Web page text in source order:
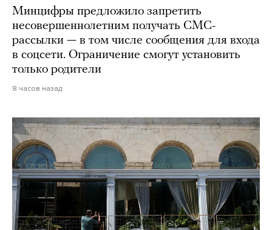
Минцифры предложило запретить
несовершеннолетним получать СМС-
рассылки — в том числе сообщения для входа
в соцсети. Ограничение смогут установить
только родители
8 часов назад